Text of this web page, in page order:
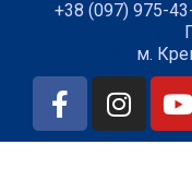
+38 (097) 975-
м.